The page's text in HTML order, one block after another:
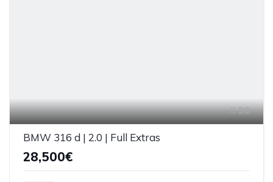
26
BMW 316 d | 2.0 | Full Extras
28,500€